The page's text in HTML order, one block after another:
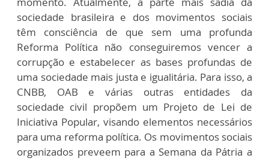
sociedade brasileira e dos movimentos sociais
têm consciência de que sem uma profunda
Reforma Política não conseguiremos vencer a
corrupção e estabelecer as bases profundas de
uma sociedade mais justa e igualitária. Para isso, a
CNBB, OAB e várias outras entidades da
sociedade civil propõem um Projeto de Lei de
Iniciativa Popular, visando elementos necessários
para uma reforma política. Os movimentos sociais
organizados preveem para a Semana da Pátria a